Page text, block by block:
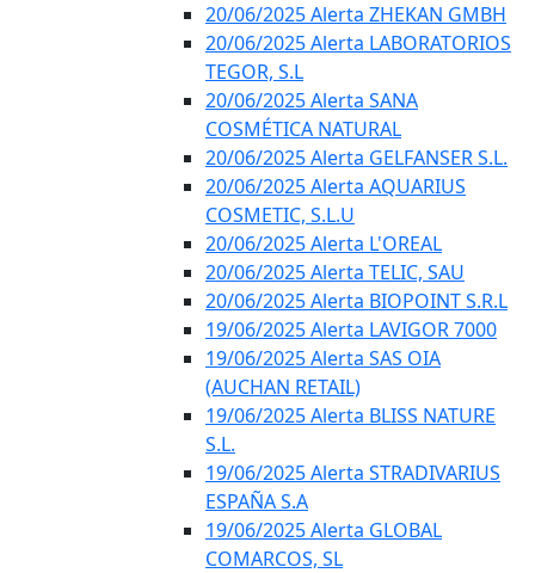
20/06/2025 Alerta ZHEKAN GMBH
20/06/2025 Alerta LABORATORIOS
TEGOR, S.L
20/06/2025 Alerta SANA
COSMÉTICA NATURAL
20/06/2025 Alerta GELFANSER S.L.
20/06/2025 Alerta AQUARIUS
COSMETIC, S.L.U
20/06/2025 Alerta L'OREAL
20/06/2025 Alerta TELIC, SAU
20/06/2025 Alerta BIOPOINT S.R.L
19/06/2025 Alerta LAVIGOR 7000
19/06/2025 Alerta SAS OIA
(AUCHAN RETAIL)
19/06/2025 Alerta BLISS NATURE
S.L.
19/06/2025 Alerta STRADIVARIUS
ESPAÑA S.A
19/06/2025 Alerta GLOBAL
COMARCOS, SL